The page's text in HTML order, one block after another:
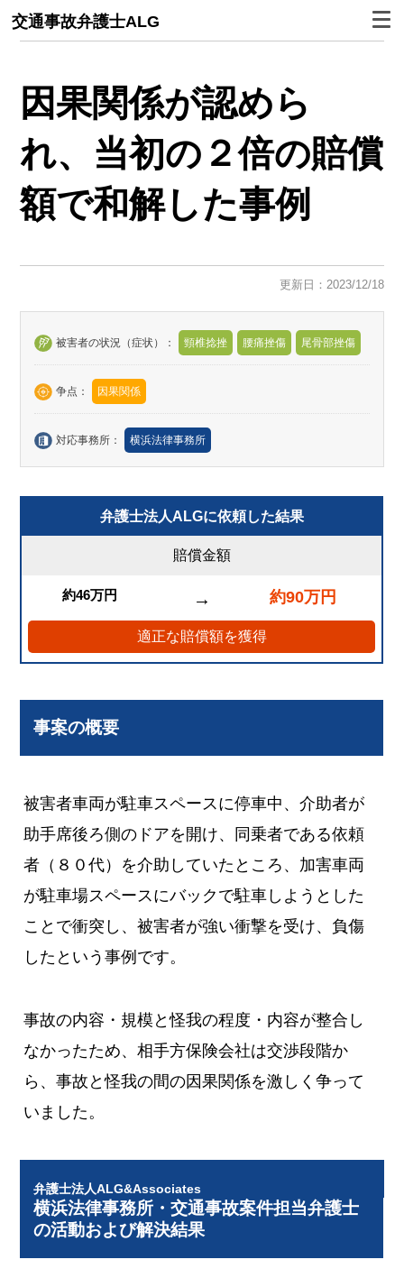
交通事故弁護士ALG
因果関係が認めら
れ、当初の２倍の賠償
額で和解した事例
更新日：2023/12/18
被害者の状況（症状）： 頸椎捻挫 腰痛挫傷 尾骨部挫傷
争点： 因果関係
対応事務所： 横浜法律事務所
弁護士法人ALGに依頼した結果
賠償金額
約46万円 → 約90万円
適正な賠償額を獲得
事案の概要
被害者車両が駐車スペースに停車中、介助者が
助手席後ろ側のドアを開け、同乗者である依頼
者（８０代）を介助していたところ、加害車両
が駐車場スペースにバックで駐車しようとした
ことで衝突し、被害者が強い衝撃を受け、負傷
したという事例です。
事故の内容・規模と怪我の程度・内容が整合し
なかったため、相手方保険会社は交渉段階か
ら、事故と怪我の間の因果関係を激しく争って
いました。
弁護士法人ALG&Associates
横浜法律事務所・交通事故案件担当弁護士
の活動および解決結果